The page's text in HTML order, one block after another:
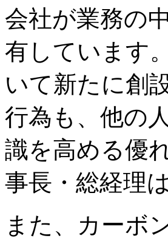
会社が業務の
有しています
いて新たに創
行為も、他の
識を高める優
事長・総経理
また、カーボ